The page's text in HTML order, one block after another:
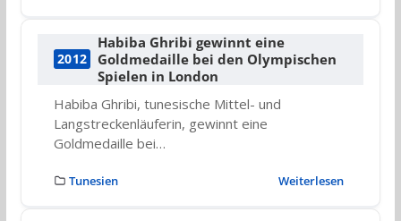
2012
Habiba Ghribi gewinnt eine
Goldmedaille bei den Olympischen
Spielen in London
Habiba Ghribi, tunesische Mittel- und
Langstreckenläuferin, gewinnt eine
Goldmedaille bei…
Tunesien Weiterlesen